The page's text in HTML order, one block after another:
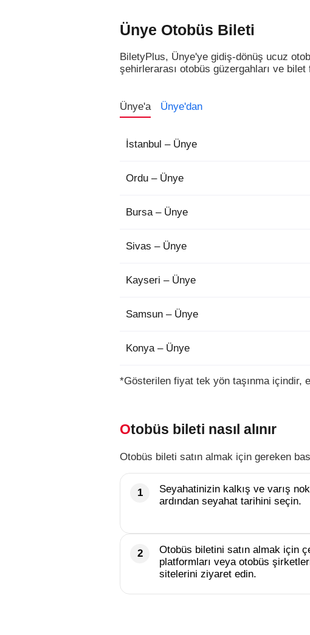
Ünye Otobüs Bileti
BiletyPlus, Ünye'ye gidiş-dönüş ucuz
şehirlerarası otobüs güzergahları ve
Ünye'a Ünye'dan
İstanbul – Ünye
Ordu – Ünye
Bursa – Ünye
Sivas – Ünye
Kayseri – Ünye
Samsun – Ünye
Konya – Ünye
*Gösterilen fiyat tek yön taşınma içindir,
Otobüs bileti nasıl alınır
Otobüs bileti satın almak için gereken
Seyahatinizin kalkış ve varış
ardından seyahat tarihini seçin.
Otobüs biletini satın almak için
platformları veya otobüs
sitelerini ziyaret edin.